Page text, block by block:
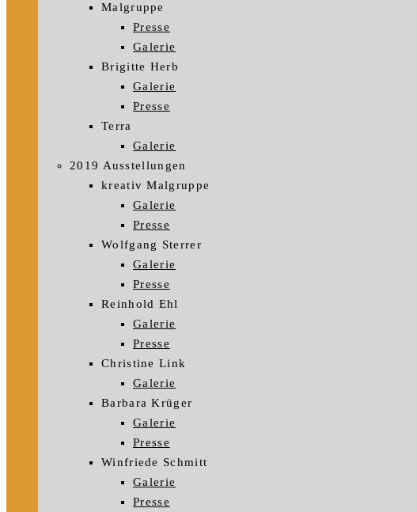
Malgruppe
Presse
Galerie
Brigitte Herb
Galerie
Presse
Terra
Galerie
2019 Ausstellungen
kreativ Malgruppe
Galerie
Presse
Wolfgang Sterrer
Galerie
Presse
Reinhold Ehl
Galerie
Presse
Christine Link
Galerie
Barbara Krüger
Galerie
Presse
Winfriede Schmitt
Galerie
Presse